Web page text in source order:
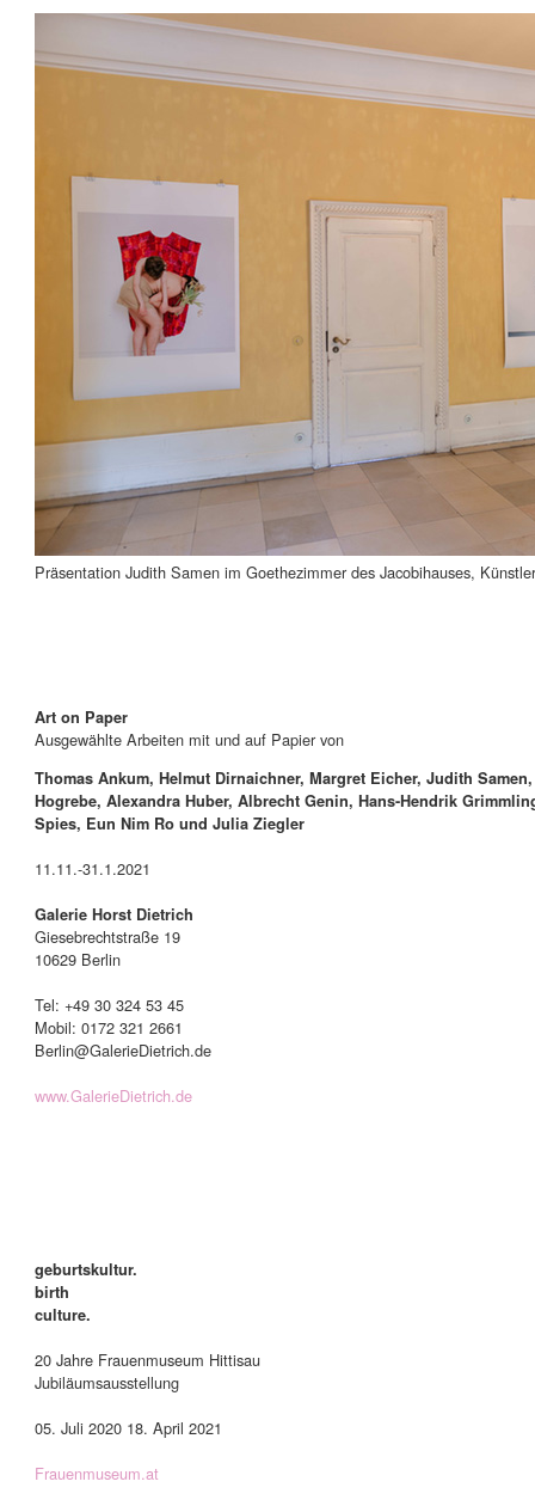
Präsentation Judith Samen im Goethezimmer des Jacobihauses,
Art on Paper
Ausgewählte Arbeiten mit und auf Papier von
Thomas Ankum, Helmut Dirnaichner, Margret Eicher, Judith
Hogrebe, Alexandra Huber, Albrecht Genin, Hans-Hendrik
Spies, Eun Nim Ro und Julia Ziegler
11.11.-31.1.2021
Galerie Horst Dietrich
Giesebrechtstraße 19
10629 Berlin
Tel: +49 30 324 53 45
Mobil: 0172 321 2661
Berlin@GalerieDietrich.de
www.GalerieDietrich.de
geburtskultur.
birth
culture.
20 Jahre Frauenmuseum Hittisau
Jubiläumsausstellung
05. Juli 2020 18. April 2021
Frauenmuseum.at